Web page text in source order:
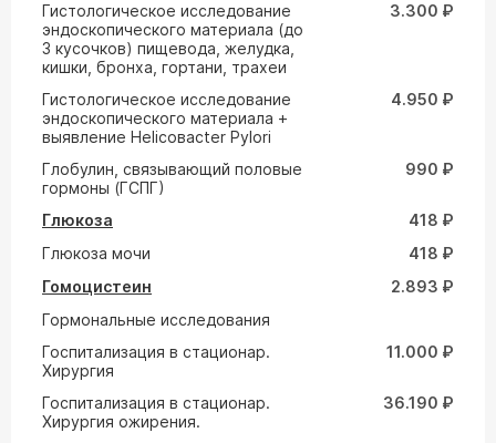
Гистологическое исследование
эндоскопического материала (до
3 кусочков) пищевода, желудка,
кишки, бронха, гортани, трахеи
3.300 ₽
Гистологическое исследование
эндоскопического материала +
выявление Helicoвacter Pylori
4.950 ₽
Глобулин, связывающий половые
гормоны (ГСПГ)
990 ₽
Глюкоза
418 ₽
Глюкоза мочи
418 ₽
Гомоцистеин
2.893 ₽
Гормональные исследования
Госпитализация в стационар.
Хирургия
11.000 ₽
Госпитализация в стационар.
Хирургия ожирения.
36.190 ₽